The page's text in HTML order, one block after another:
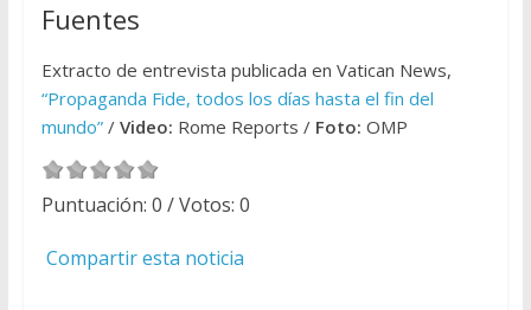
Fuentes
Extracto de entrevista publicada en Vatican News,
“Propaganda Fide, todos los días hasta el fin del
mundo”/ Video: Rome Reports / Foto: OMP
Puntuación: 0 / Votos: 0
Compartir esta noticia